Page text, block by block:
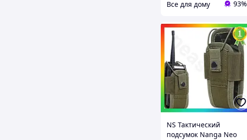
Все для дому 93%
NS Тактический
подсумок Nanga Neo